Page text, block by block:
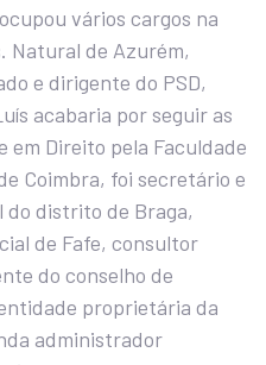
vários cargos na
Natural de Azurém,
e dirigente do PSD,
acabaria por seguir as
em Direito pela Faculdade
Coimbra, foi secretário e
do distrito de Braga,
de Fafe, consultor
do conselho de
proprietária da
administrador